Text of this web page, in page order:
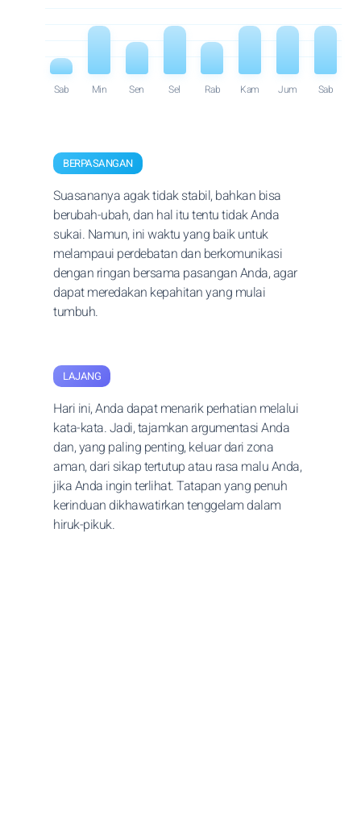
Sab Min Sen Sel Rab Kam Jum Sab
BERPASANGAN
Suasananya agak tidak stabil, bahkan bisa
berubah-ubah, dan hal itu tentu tidak Anda
sukai. Namun, ini waktu yang baik untuk
melampaui perdebatan dan berkomunikasi
dengan ringan bersama pasangan Anda, agar
dapat meredakan kepahitan yang mulai
tumbuh.
LAJANG
Hari ini, Anda dapat menarik perhatian melalui
kata-kata. Jadi, tajamkan argumentasi Anda
dan, yang paling penting, keluar dari zona
aman, dari sikap tertutup atau rasa malu Anda,
jika Anda ingin terlihat. Tatapan yang penuh
kerinduan dikhawatirkan tenggelam dalam
hiruk-pikuk.